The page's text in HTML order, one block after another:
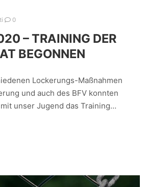
0
– TRAINING DER
BEGONNEN
Lockerungs-Maßnahmen
und auch des BFV konnten
unser Jugend das Training…